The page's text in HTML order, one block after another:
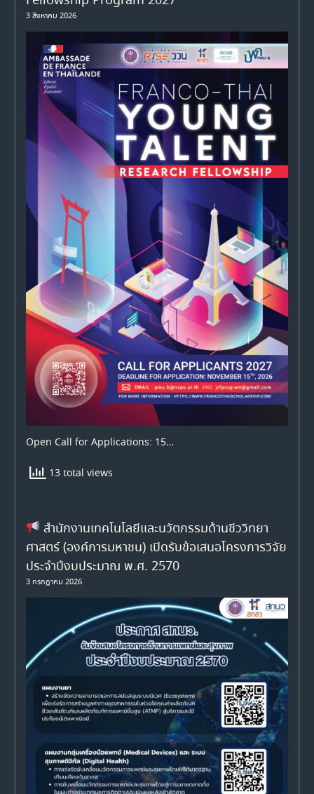
3 สิงหาคม 2026
Open Call for Applications: 15…
13 total views
สำนักงานเทคโนโลยีและนวัตกรรมด้านชีววิทยา
ศาสตร์ (องค์การมหาชน) เปิดรับข้อเสนอโครงการวิจัย
ประจำปีงบประมาณ พ.ศ. 2570
3 กรกฎาคม 2026